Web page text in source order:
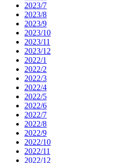
2023/7
2023/8
2023/9
2023/10
2023/11
2023/12
2022/1
2022/2
2022/3
2022/4
2022/5
2022/6
2022/7
2022/8
2022/9
2022/10
2022/11
2022/12